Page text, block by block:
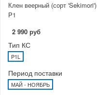
Клен веерный (сорт 'Sekimori')
P1
2 990 руб
Тип КС
P1L
Период поставки
МАЙ - НОЯБРЬ